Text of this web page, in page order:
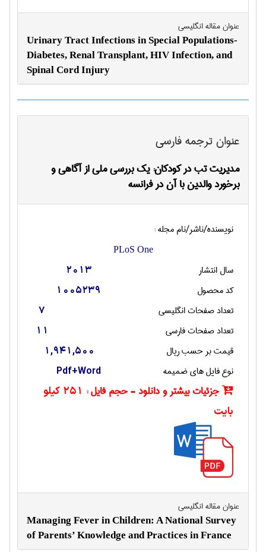
عنوان مقاله انگليسی
Urinary Tract Infections in Special Populations-
Diabetes, Renal Transplant, HIV Infection, and
Spinal Cord Injury
عنوان ترجمه فارسی
مدیریت تب در کودکان: یک بررسی ملی از آگاهی و
برخورد والدین با آن در فرانسه
نویسنده/ناشر/نام مجله :
PLoS One
سال انتشار 2013
کد محصول 1005239
تعداد صفحات انگليسی 7
تعداد صفحات فارسی 11
قیمت بر حسب ریال 1,941,500
نوع فایل های ضمیمه Pdf+Word
جزئیات بیشتر و دانلود - حجم فایل :
251 کیلو
بایت
عنوان مقاله انگليسی
Managing Fever in Children: A National Survey
of Parents’ Knowledge and Practices in France